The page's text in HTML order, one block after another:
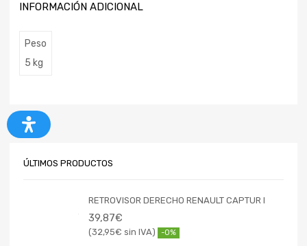
INFORMACIÓN ADICIONAL
Peso
5 kg
ÚLTIMOS PRODUCTOS
RETROVISOR DERECHO RENAULT CAPTUR I
39,87€
32,95€ -0%